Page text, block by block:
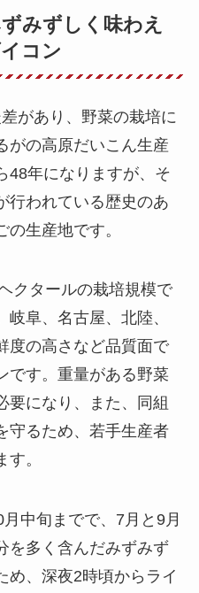
みずしく味わえ
コン
があり、野菜の栽培に
がの高原だいこん生産
48年になりますが、そ
行われている歴史のあ
生産地です。
クタールの栽培規模で
阜、名古屋、北陸、
度の高さなど品質面で
です。重量がある野菜
要になり、また、同組
守るため、若手生産者
。
中旬までで、7月と9月
を多く含んだみずみず
め、深夜2時頃からライ